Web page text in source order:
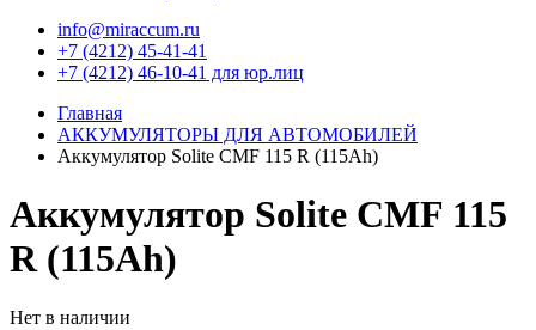
info@miraccum.ru
+7 (4212) 45-41-41
+7 (4212) 46-10-41 для юр.лиц
Главная
АККУМУЛЯТОРЫ ДЛЯ АВТОМОБИЛЕЙ
Аккумулятор Solite CMF 115 R (115Ah)
Аккумулятор Solite CMF 115
R (115Ah)
Нет в наличии